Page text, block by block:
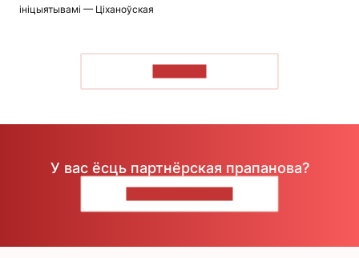
ініцыятывамі — Ціханоўская
У вас ёсць партнёрская прапанова?